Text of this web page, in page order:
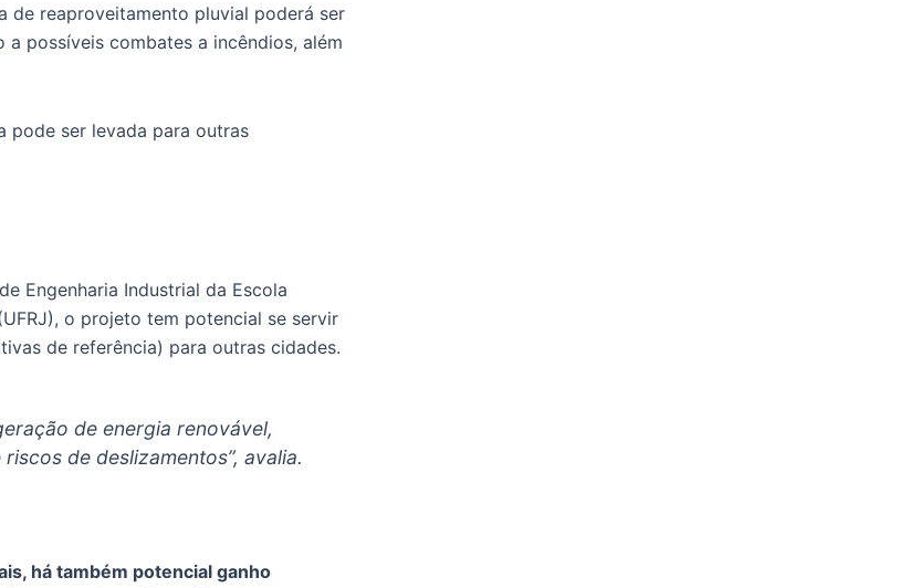
de reaproveitamento pluvial poderá ser
possíveis combates a incêndios, além
pode ser levada para outras
Engenharia Industrial da Escola
o projeto tem potencial se servir
de referência) para outras cidades.
de energia renovável,
de deslizamentos”, avalia.
há também potencial ganho